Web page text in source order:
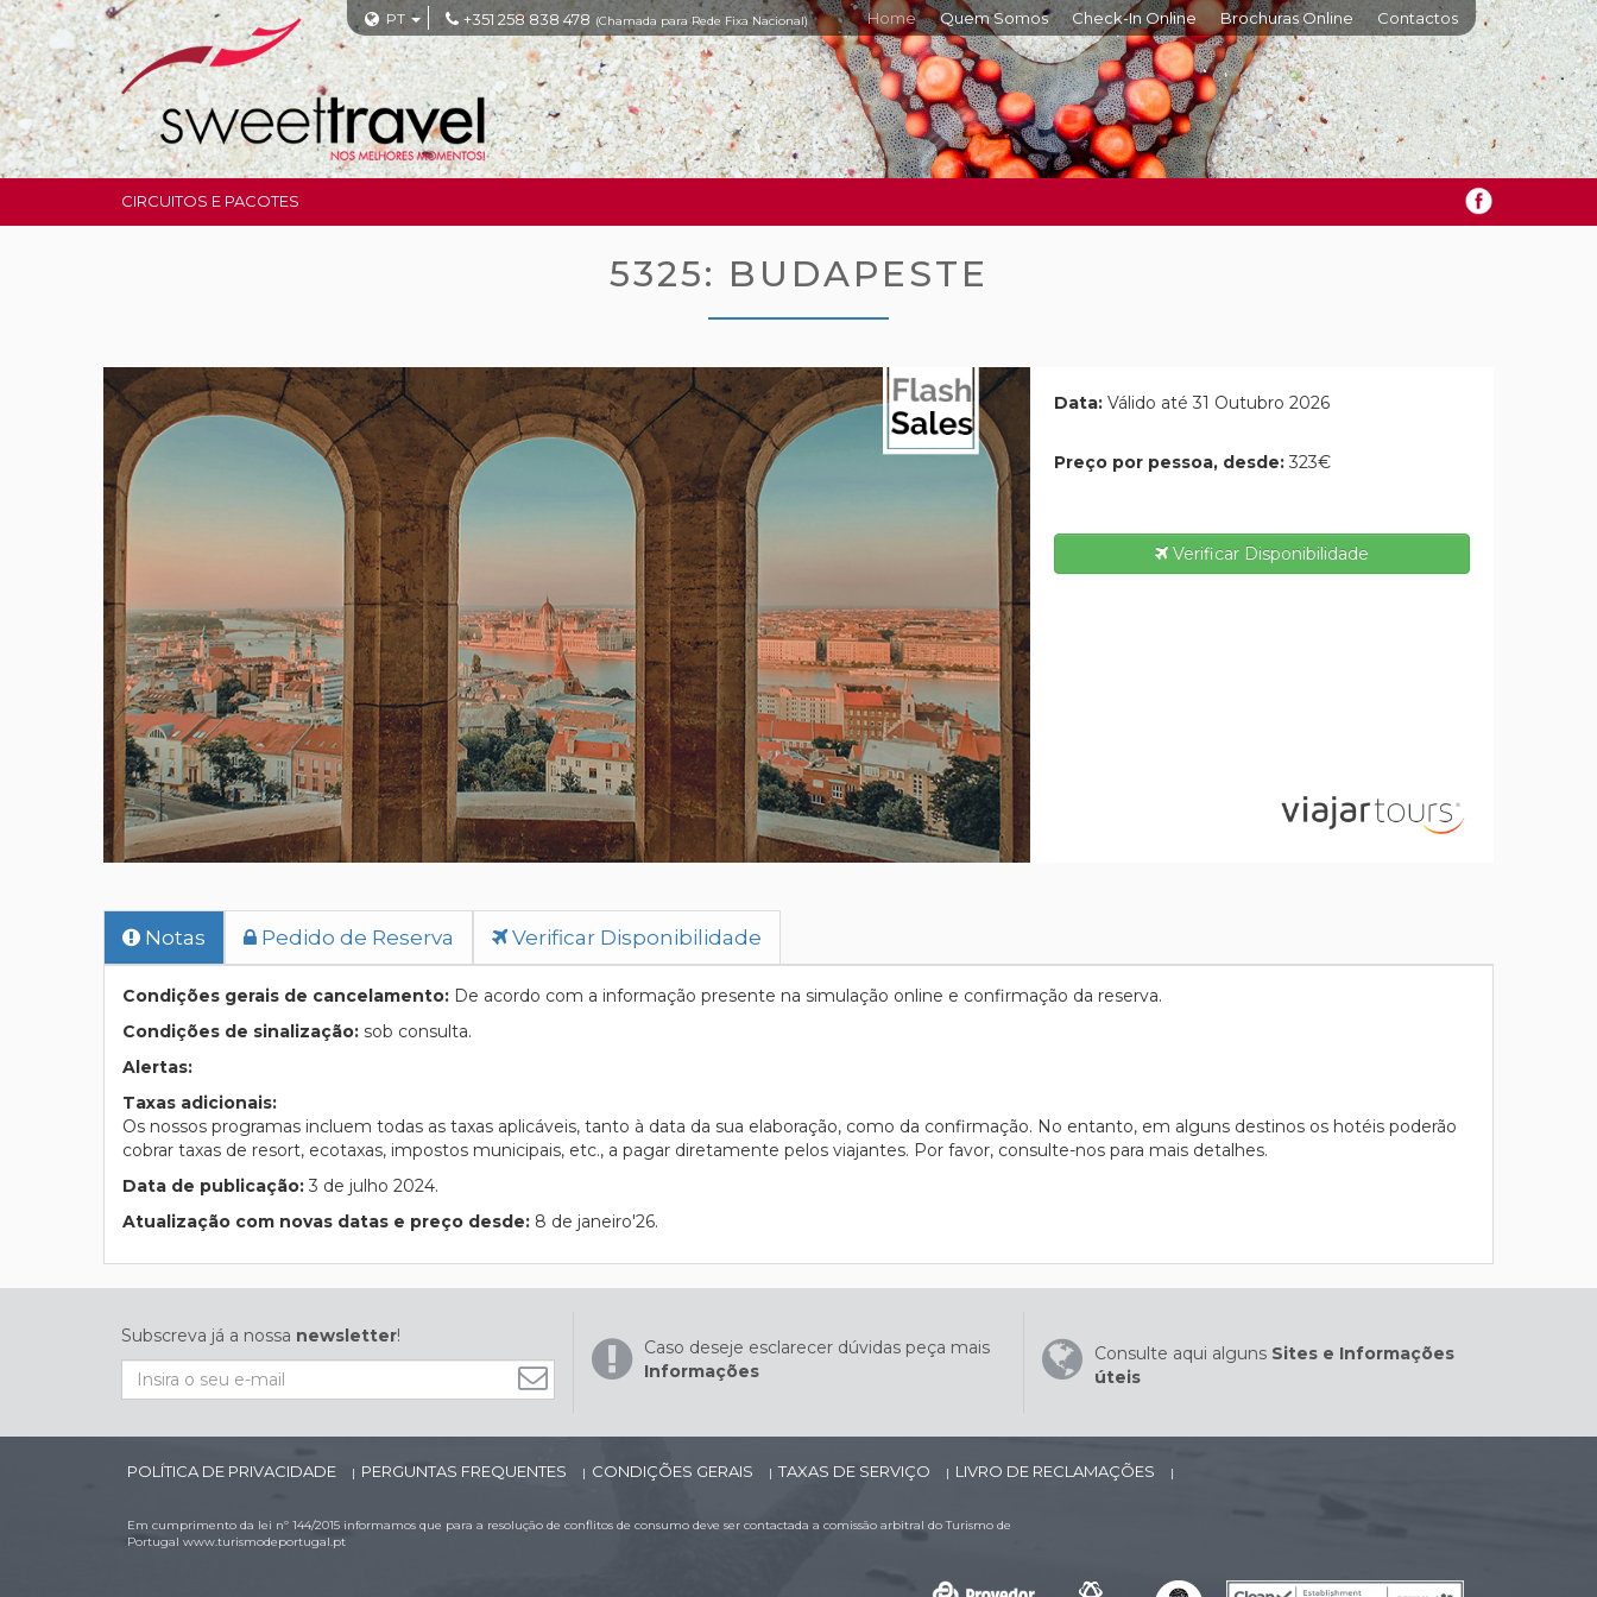
PT +351 258 838 478 (Chamada para Rede Fixa Nacional) Home Quem Somos Check-In Online Brochuras Online Contactos
CIRCUITOS E PACOTES
5325: BUDAPESTE
Data: Válido até 31 Outubro 2026
Preço por pessoa, desde: 323€
Verificar Disponibilidade
Notas Pedido de Reserva Verificar Disponibilidade
Condições gerais de cancelamento: De acordo com a informação presente na simulação online e confirmação da reserva.
Condições de sinalização: sob consulta.
Alertas:
Taxas adicionais:
Os nossos programas incluem todas as taxas aplicáveis, tanto à data da sua elaboração, como da confirmação. No entanto, em alguns destinos os hotéis poderão
cobrar taxas de resort, ecotaxas, impostos municipais, etc., a pagar diretamente pelos viajantes. Por favor, consulte-nos para mais detalhes.
Data de publicação: 3 de julho 2024.
Atualização com novas datas e preço desde: 8 de janeiro'26.
Subscreva já a nossa newsletter!
Caso deseje esclarecer dúvidas peça mais
Informações
Consulte aqui alguns Sites e Informações
úteis
POLÍTICA DE PRIVACIDADE | PERGUNTAS FREQUENTES | CONDIÇÕES GERAIS | TAXAS DE SERVIÇO | LIVRO DE RECLAMAÇÕES |
Em cumprimento da lei nº 144/2015 informamos que para a resolução de conflitos de consumo deve ser contactada a comissão arbitral do Turismo de
Portugal www.turismodeportugal.pt